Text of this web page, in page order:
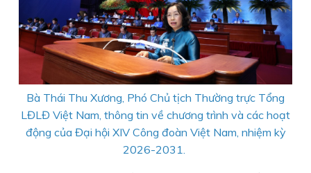
Bà Thái Thu Xương, Phó Chủ tịch Thường trực Tổng
LĐLĐ Việt Nam, thông tin về chương trình và các hoạt
động của Đại hội XIV Công đoàn Việt Nam, nhiệm kỳ
2026-2031.